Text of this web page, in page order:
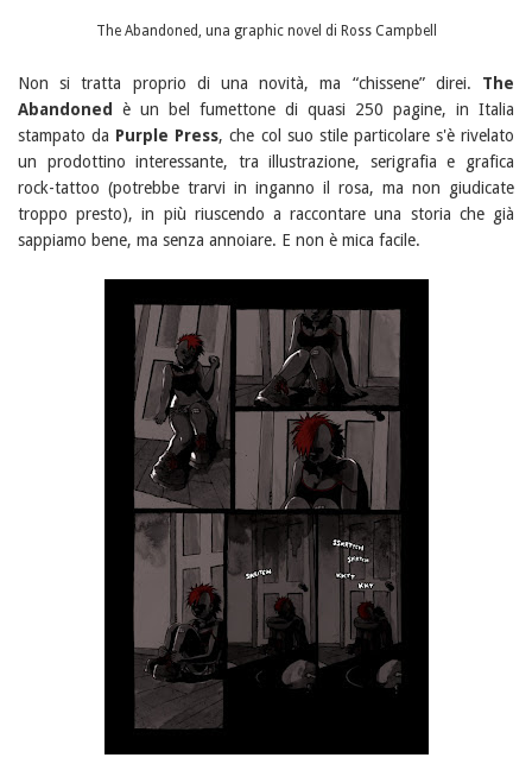
The Abandoned, una graphic novel di Ross Campbell
Non si tratta proprio di una novità, ma “chissene” direi. The
Abandoned
è un bel fumettone di quasi 250 pagine, in Italia
stampato da Purple Press, che col suo stile particolare s'è rivelato
un prodottino interessante, tra illustrazione, serigrafia e grafica
rock-tattoo (potrebbe trarvi in inganno il rosa, ma non giudicate
troppo presto), in più riuscendo a raccontare una storia che già
sappiamo bene, ma senza annoiare. E non è mica facile.